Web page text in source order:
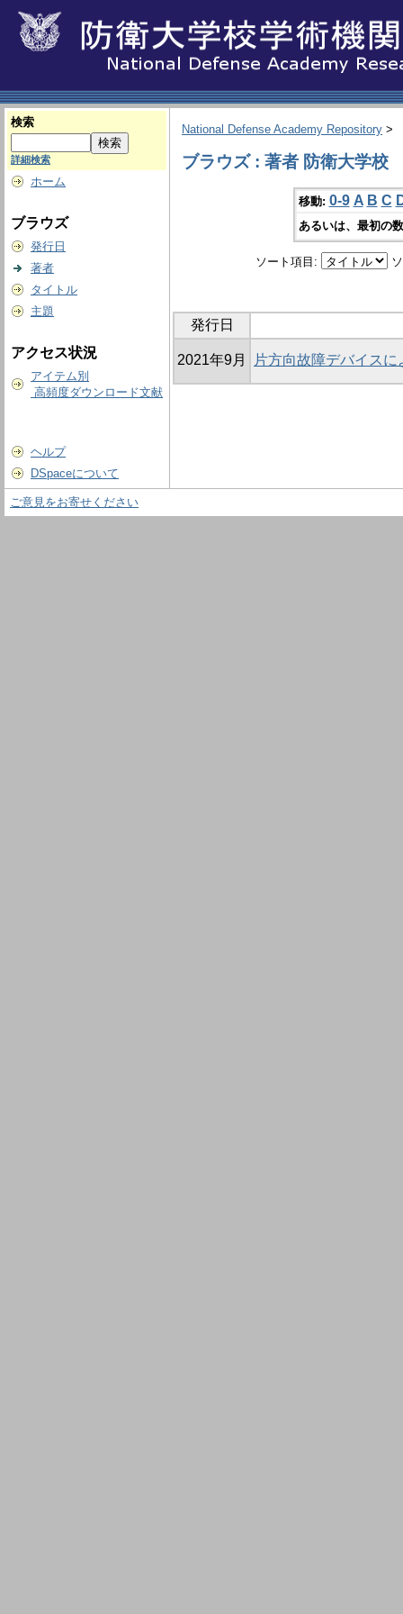
検索
詳細検索
ホーム
ブラウズ
発行日
著者
タイトル
主題
アクセス状況
アイテム別
高頻度ダウンロード文献
ヘルプ
DSpaceについて
National Defense Academy Repository >
ブラウズ : 著者 防衛大学校
移動: 0-9 A B C
あるいは、最初の
ソート項目:
発行日
2021年9月 片方向故障デバイス
ご意見をお寄せください